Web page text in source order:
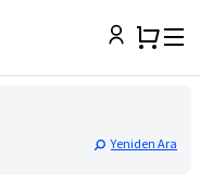
Yeniden Ara